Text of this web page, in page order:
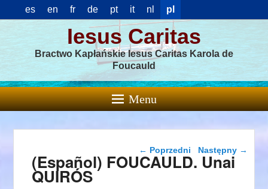
es en fr de pt it nl pl
Iesus Caritas
Bractwo Kapłańskie Iesus Caritas Karola de
Foucauld
Menu
Nawigacja wpisu
← Poprzedni Następny →
(Español) FOUCAULD. Unai
QUIRÓS